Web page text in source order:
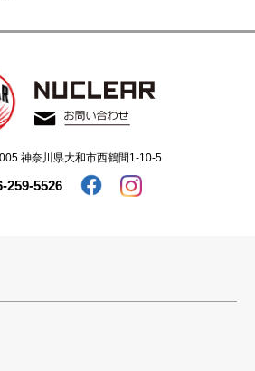
神奈川県大和市西鶴間1-10-5
259-5526